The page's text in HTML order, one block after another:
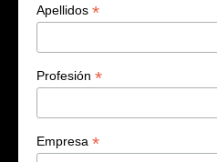
Apellidos *
Profesión *
Empresa *